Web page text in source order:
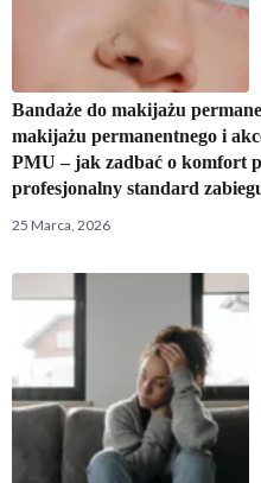
Bandaże do makijażu
makijażu permanentnego i
PMU – jak zadbać o komfort
profesjonalny standard
25 Marca, 2026